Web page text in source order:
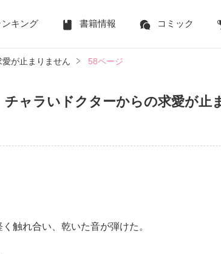
ンキング 書籍情報 コミック
が止まりません 58ページ
チャラいドクターからの求愛が止
触れ合い、乾いた音が弾けた。